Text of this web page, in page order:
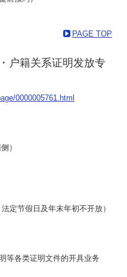
PAGE TOP
户籍关系证明发放专
0000005761.html
）
定节假日及年末年初不开放）
等各类证明文件的开具业务